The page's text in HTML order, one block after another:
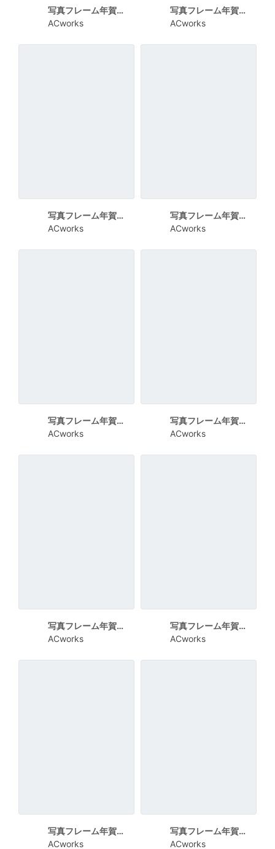
写真フレーム年賀状 ハートフレーム
ACworks
写真フレーム年賀状 くすみカラーの花のフレーム
ACworks
写真フレーム年賀状 丸と曲線
ACworks
写真フレーム年賀状 干支
ACworks
写真フレーム年賀状 ピンクの干支
ACworks
写真フレーム年賀状 １２ヶ月分の写真用
ACworks
写真フレーム年賀状 全面写真の上にHAPPY NEW YEAR
ACworks
写真フレーム年賀状 かわいい干支と並んだフレーム
ACworks
写真フレーム年賀状 淡い青系の水玉模様
ACworks
写真フレーム年賀状 12枚のインスタント写真風
ACworks